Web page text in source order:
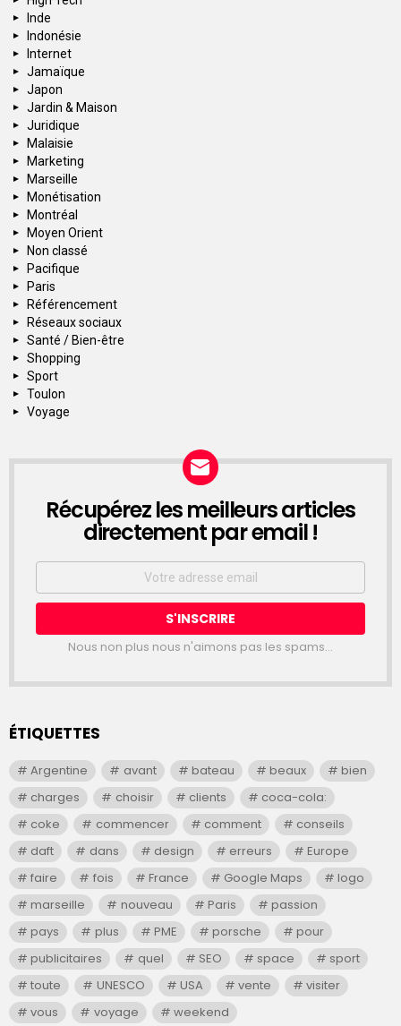
Inde
Indonésie
Internet
Jamaïque
Japon
Jardin & Maison
Juridique
Malaisie
Marketing
Marseille
Monétisation
Montréal
Moyen Orient
Non classé
Pacifique
Paris
Référencement
Réseaux sociaux
Santé / Bien-être
Shopping
Sport
Toulon
Voyage
NEWSLETTER
Récupérez les meilleurs articles
directement par email !
Email
Nous non plus nous n'aimons pas les spams...
ÉTIQUETTES
Argentine avant bateau beaux
bien
charges
choisir clients
coca-cola:
coke
commencer comment
conseils
daft
dans design erreurs
Europe
faire
fois France Google Maps
logo
marseille
nouveau Paris
passion
pays
plus PME porsche
pour
publicitaires
quel SEO space
sport
toute
UNESCO USA vente
visiter
vous
voyage weekend